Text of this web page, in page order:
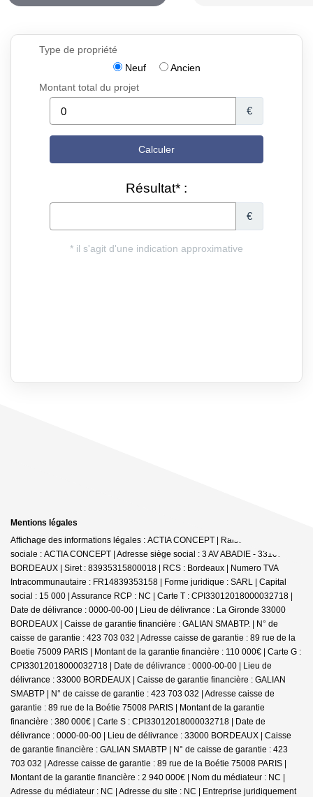
Mentions légales
Affichage des informations légales : ACTIA CONCEPT | Raison
sociale : ACTIA CONCEPT | Adresse siège social : 3 AV ABADIE - 33100
BORDEAUX | Siret : 83935315800018 | RCS : Bordeaux | Numero TVA
Intracommunautaire : FR14839353158 | Forme juridique : SARL | Capital
social : 15 000 | Assurance RCP : NC | Carte T : CPI33012018000032718 |
Date de délivrance : 0000-00-00 | Lieu de délivrance : La Gironde 33000
BORDEAUX | Caisse de garantie financière : GALIAN SMABTP. | N° de
caisse de garantie : 423 703 032 | Adresse caisse de garantie : 89 rue de la
Boetie 75009 PARIS | Montant de la garantie financière : 110 000€ | Carte G :
CPI33012018000032718 | Date de délivrance : 0000-00-00 | Lieu de
délivrance : 33000 BORDEAUX | Caisse de garantie financière : GALIAN
SMABTP | N° de caisse de garantie : 423 703 032 | Adresse caisse de
garantie : 89 rue de la Boétie 75008 PARIS | Montant de la garantie
financière : 380 000€ | Carte S : CPI33012018000032718 | Date de
délivrance : 0000-00-00 | Lieu de délivrance : 33000 BORDEAUX | Caisse
de garantie financière : GALIAN SMABTP | N° de caisse de garantie : 423
703 032 | Adresse caisse de garantie : 89 rue de la Boétie 75008 PARIS |
Montant de la garantie financière : 2 940 000€ | Nom du médiateur : NC |
Adresse du médiateur : NC | Adresse du site : NC | Entreprise juridiquement